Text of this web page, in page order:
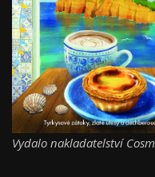
Vydalo nakladatelství